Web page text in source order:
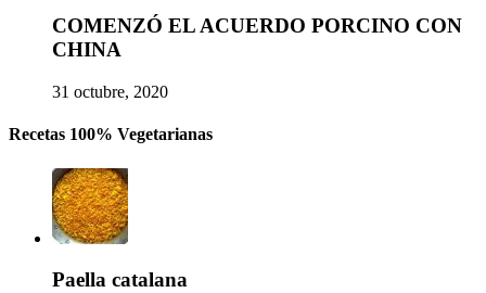
COMENZÓ EL ACUERDO PORCINO CON
CHINA
31 octubre, 2020
Recetas 100% Vegetarianas
Paella catalana